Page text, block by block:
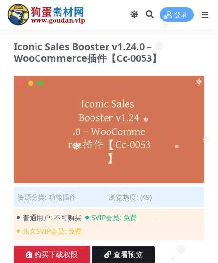
❅
❅
❅
❅
❅
登录
Iconic Sales Booster v1.24.0 –
WooCommerce插件【Cc-0053】
资源分类: 功能插件 浏览热度: (49)
普通用户: 不可购买 SVIP会员: 免费
永久SVIP会员: 免费
购买下载权限 查看预览